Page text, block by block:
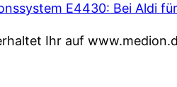
E4430: Bei Aldi
Ihr auf